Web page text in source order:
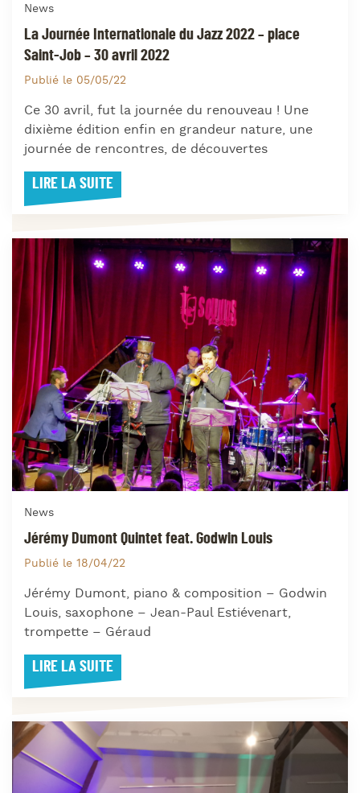
News
La Journée Internationale du Jazz 2022 – place
Saint-Job – 30 avril 2022
Publié le 05/05/22
Ce 30 avril, fut la journée du renouveau ! Une
dixième édition enfin en grandeur nature, une
journée de rencontres, de découvertes
LIRE LA SUITE
News
Jérémy Dumont Quintet feat. Godwin Louis
Publié le 18/04/22
Jérémy Dumont, piano & composition – Godwin
Louis, saxophone – Jean-Paul Estiévenart,
trompette – Géraud
LIRE LA SUITE